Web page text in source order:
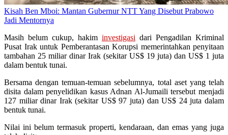
Kisah Ben Mboi: Mantan Gubernur NTT Yang Disebut Prabowo
Jadi Mentornya
Masih belum cukup, hakim investigasi dari Pengadilan Kriminal
Pusat Irak untuk Pemberantasan Korupsi memerintahkan penyitaan
tambahan 25 miliar dinar Irak (sekitar US$ 19 juta) dan US$ 1 juta
dalam bentuk tunai.
Bersama dengan temuan-temuan sebelumnya, total aset yang telah
disita dalam penyelidikan kasus Adnan Al-Jumaili tersebut menjadi
127 miliar dinar Irak (sekitar US$ 97 juta) dan US$ 24 juta dalam
bentuk tunai.
Nilai ini belum termasuk properti, kendaraan, dan emas yang juga